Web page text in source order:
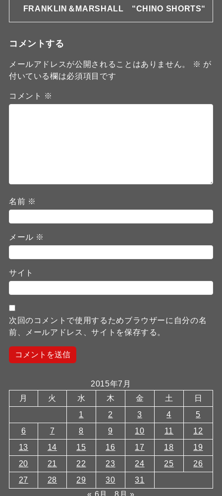
FRANKLIN＆MARSHALL “CHINO SHORTS“
コメントする
メールアドレスが公開されることはありません。 ※ が
付いている欄は必須項目です
コメント ※
名前 ※
メール ※
サイト
次回のコメントで使用するためブラウザーに自分の名
前、メールアドレス、サイトを保存する。
2015年7月
月
火 水 木 金 土
日
1
2 3 4
5
6
7 8 9 10 11
12
13
14 15 16 17 18
19
20
21 22 23 24 25
26
27
28 29 30
31
« 6月
8月 »